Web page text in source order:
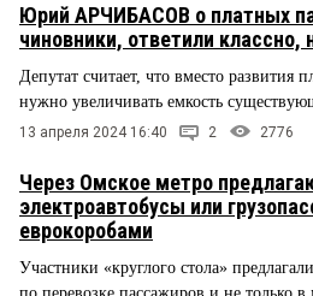
Юрий АРЧИБАСОВ о платных
чиновники, ответили классно,
Депутат считает, что вместо развития
нужно увеличивать емкость
13 апреля 2024 16:40 2 2776
Через Омское метро
электроавтобусы или
еврокоробами
Участники «круглого стола»